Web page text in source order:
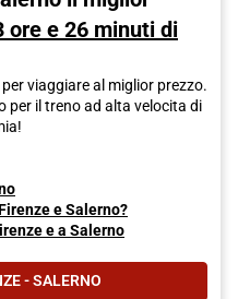
ore e 26 minuti di
viaggiare al miglior prezzo.
per il treno ad alta velocita di
e Salerno?
e a Salerno
- SALERNO